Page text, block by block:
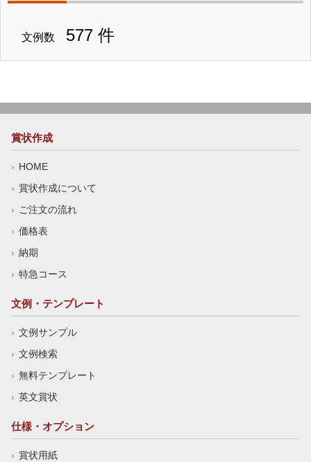
文例数 577 件
賞状作成
HOME
賞状作成について
ご注文の流れ
価格表
納期
特急コース
文例・テンプレート
文例サンプル
文例検索
無料テンプレート
英文賞状
仕様・オプション
賞状用紙